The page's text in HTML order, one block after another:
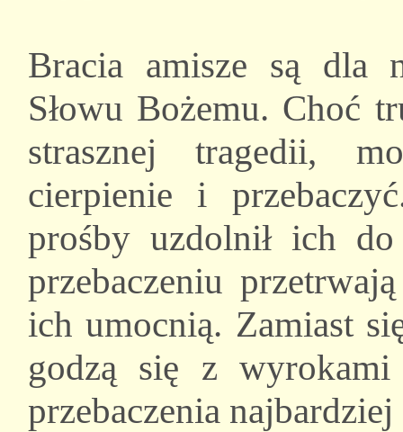
Bracia amisze są dla
Słowu Bożemu. Choć
strasznej tragedii,
cierpienie i
prośby uzdolnił ich
przebaczeniu
ich umocnią. Zamiast
godzą się z
przebaczenia